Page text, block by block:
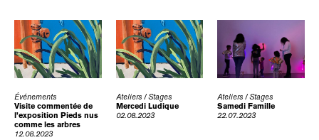
Événements
Visite commentée de
l’exposition Pieds nus
comme les arbres
12.08.2023
Ateliers / Stages
Mercedi Ludique
02.08.2023
Ateliers / Stages
Samedi Famille
22.07.2023